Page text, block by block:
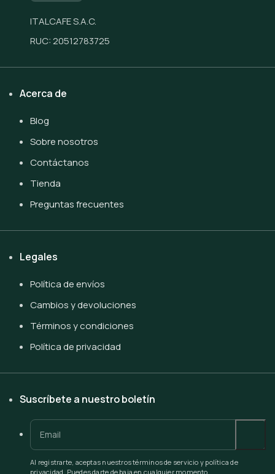
ITALCAFE S.A.C.
RUC: 20512783725
Acerca de
Blog
Sobre nosotros
Contáctanos
Tienda
Preguntas frecuentes
Legales
Política de envíos
Cambios y devoluciones
Términos y condiciones
Política de privacidad
Suscríbete a nuestro boletín
Al registrarte, aceptas nuestros términos de servicio y política de
privacidad. Puedes darte de baja en cualquier momento.